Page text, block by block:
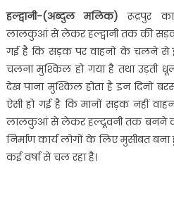
हल्द्वानी-(अब्दुल मलिक) रूद्रपुर
लालकुआं से लेकर हल्द्वानी तक की
गई है कि सड़क पर वाहनों के चलने से
चलना मुश्किल हो गया है तथा
देख पाना मुश्किल होता है इन दिनों
ऐसी हो गई है कि मानों सड़क नहीं
लालकुआं से लेकर हल्दूवनी तक बनने
निर्माण कार्य लोगों के लिए मुसीबत
कई वर्षा से चल रहा है।